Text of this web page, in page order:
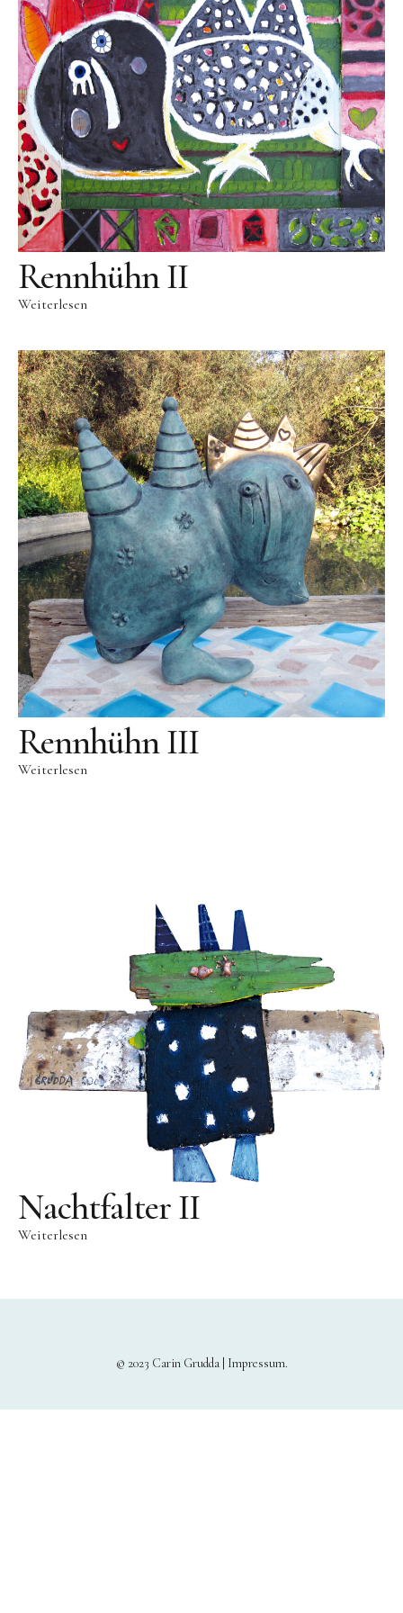
Public Works
Werke in öffentlichem Besitz
Fontenuova, Italien
Gudensberg
Hofhausen
Ingelheim am Rhein
Kassel
Leogang, Austria
Rom, Italien
Zug, Schweiz
Skulpturenpark
Gießereien
Gießerei Rom
Blau-Miau
Der verträumte König
Rastender Narr
Der Sprung
Wolkenpelztier
Gießerei Volvera/Turin
Papagena
Kontakt
Kontakt
Wegbeschreibung
Impressum
Datenschutz
Rennhühn II
Weiterlesen
Rennhühn III
Weiterlesen
Nachtfalter II
Weiterlesen
© 2023 Carin Grudda | Impressum